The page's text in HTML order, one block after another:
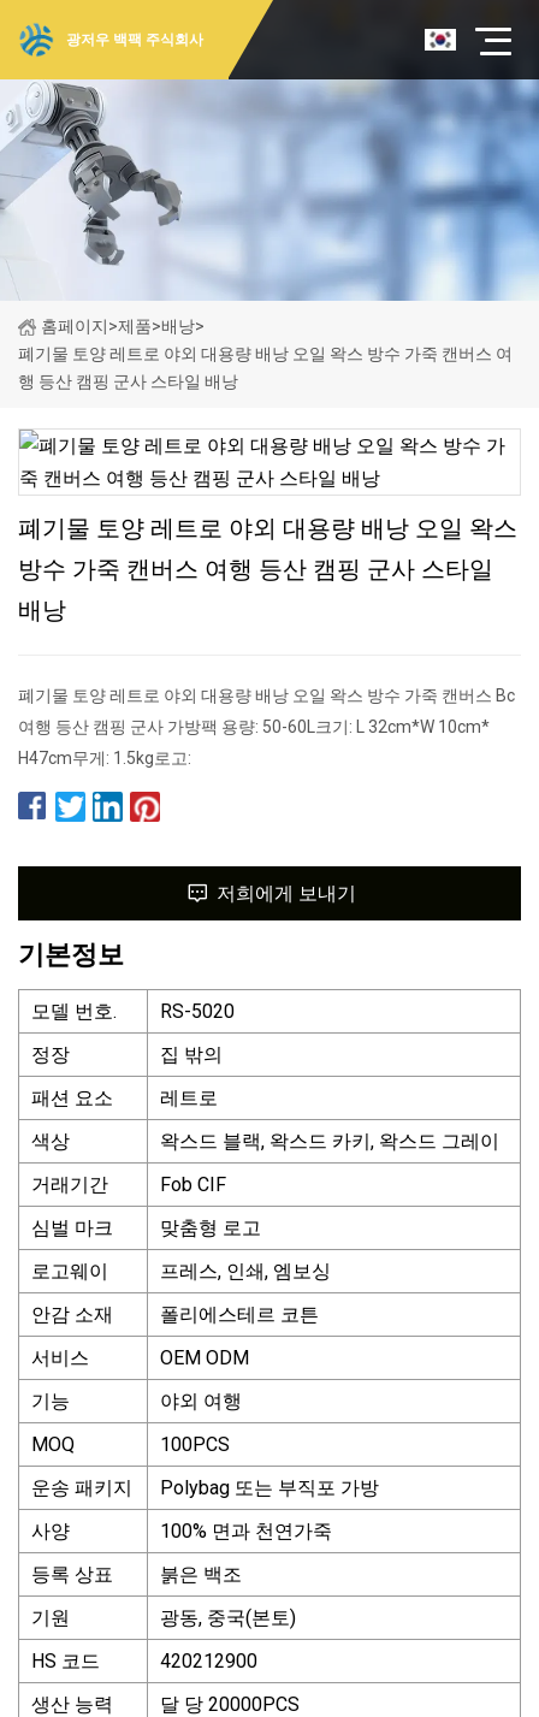
광저우 백팩 주식회사
홈페이지>제품>배낭>
폐기물 토양 레트로 야외 대용량 배낭 오일 왁스 방수 가죽 캔버스 여
행 등산 캠핑 군사 스타일 배낭
폐기물 토양 레트로 야외 대용량 배낭 오일 왁스
방수 가죽 캔버스 여행 등산 캠핑 군사 스타일
배낭
폐기물 토양 레트로 야외 대용량 배낭 오일 왁스 방수 가죽 캔버스 Bc
여행 등산 캠핑 군사 가방팩 용량: 50-60L크기: L 32cm*W 10cm*
H47cm무게: 1.5kg로고:
저희에게 보내기
기본정보
모델 번호.
RS-5020
정장
집 밖의
패션 요소
레트로
색상
왁스드 블랙, 왁스드 카키, 왁스드 그레이
거래기간
Fob CIF
심벌 마크
맞춤형 로고
로고웨이
프레스, 인쇄, 엠보싱
안감 소재
폴리에스테르 코튼
서비스
OEM ODM
기능
야외 여행
MOQ
100PCS
운송 패키지
Polybag 또는 부직포 가방
사양
100% 면과 천연가죽
등록 상표
붉은 백조
기원
광동, 중국(본토)
HS 코드
420212900
생산 능력
달 당 20000PCS